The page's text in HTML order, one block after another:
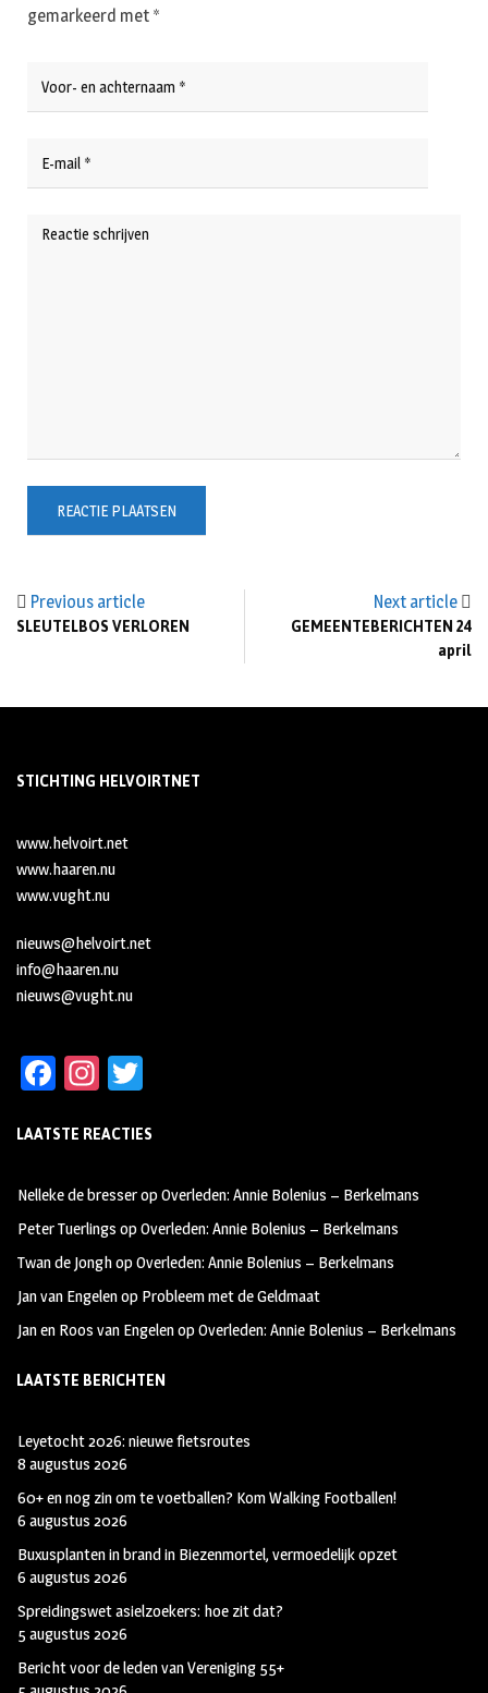
Previous article
SLEUTELBOS VERLOREN
Next article
GEMEENTEBERICHTEN 24
april
gemarkeerd met *
STICHTING HELVOIRTNET
www.helvoirt.net
www.haaren.nu
www.vught.nu
nieuws@helvoirt.net
info@haaren.nu
nieuws@vught.nu
Fa
b
oo
k
In
ag
m
tt
LAATSTE REACTIES
Nelleke de bresseropOverleden: Annie Bolenius – Berkelmans
Peter Tuerlings opOverleden: Annie Bolenius – Berkelmans
Twan de JonghopOverleden: Annie Bolenius – Berkelmans
Jan van Engelenop Probleem met de Geldmaat
Jan en Roos van EngelenopOverleden: Annie Bolenius – Berkelmans
LAATSTE BERICHTEN
Leyetocht 2026: nieuwe fietsroutes
8 augustus 2026
60+ en nog zin om te voetballen? Kom Walking Footballen!
6 augustus 2026
Buxusplanten in brand in Biezenmortel, vermoedelijk opzet
6 augustus 2026
Spreidingswet asielzoekers: hoe zit dat?
5 augustus 2026
Bericht voor de leden van Vereniging 55+